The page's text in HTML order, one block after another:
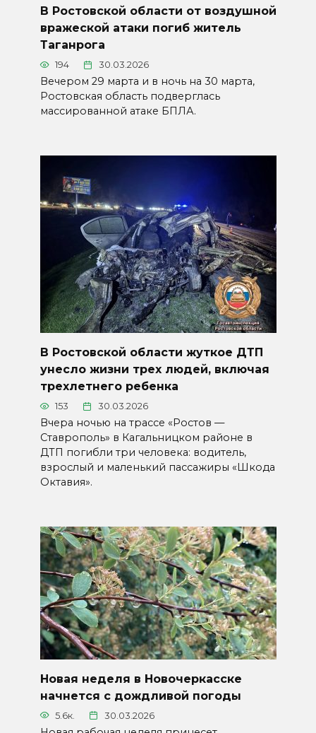
В Ростовской области от воздушной
вражеской атаки погиб житель
Таганрога
194 30.03.2026
Вечером 29 марта и в ночь на 30 марта,
Ростовская область подверглась
массированной атаке БПЛА.
В Ростовской области жуткое ДТП
унесло жизни трех людей, включая
трехлетнего ребенка
153 30.03.2026
Вчера ночью на трассе «Ростов —
Ставрополь» в Кагальницком районе в
ДТП погибли три человека: водитель,
взрослый и маленький пассажиры «Шкода
Октавия».
Новая неделя в Новочеркасске
начнется с дождливой погоды
5.6к. 30.03.2026